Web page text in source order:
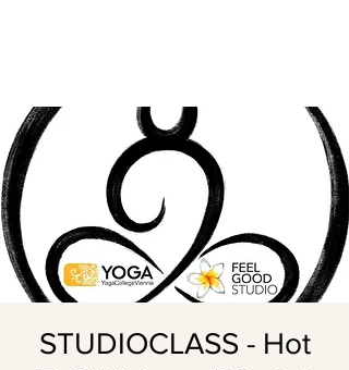
STUDIOCLASS - Hot